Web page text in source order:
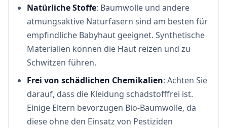
Natürliche Stoffe: Baumwolle und andere
atmungsaktive Naturfasern sind am besten für
empfindliche Babyhaut geeignet. Synthetische
Materialien können die Haut reizen und zu
Schwitzen führen.
Frei von schädlichen Chemikalien: Achten Sie
darauf, dass die Kleidung schadstofffrei ist.
Einige Eltern bevorzugen Bio-Baumwolle, da
diese ohne den Einsatz von Pestiziden